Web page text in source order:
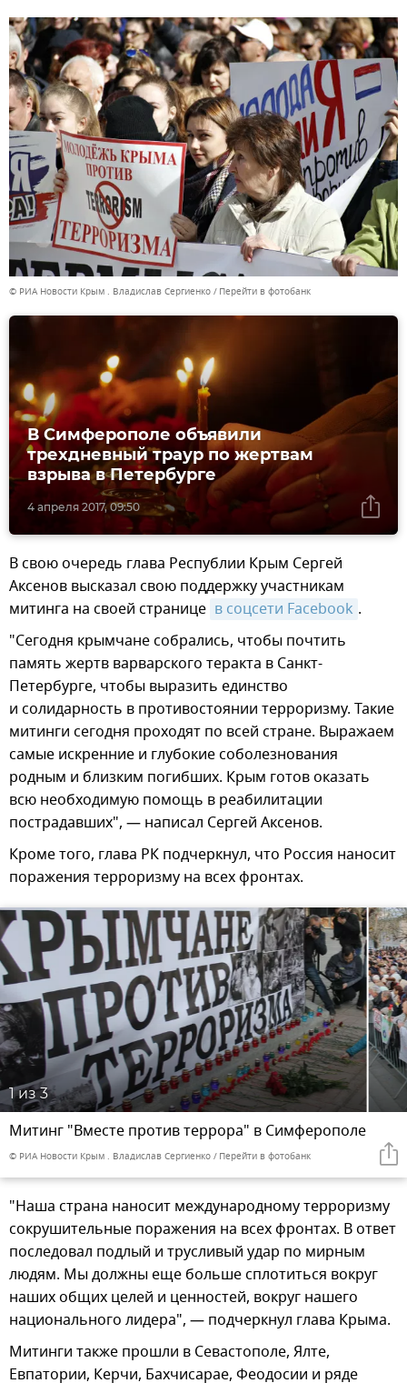
© РИА Новости Крым . Владислав Сергиенко Перейти в фотобанк
4 апреля 2017, 09:50
В Симферополе объявили
трехдневный траур по жертвам
взрыва в Петербурге
В свою очередь глава Республии Крым Сергей
Аксенов высказал свою поддержку участникам
митинга на своей странице в соцсети Facebook .
"Сегодня крымчане собрались, чтобы почтить
память жертв варварского теракта в Санкт-
Петербурге, чтобы выразить единство
и солидарность в противостоянии терроризму. Такие
митинги сегодня проходят по всей стране. Выражаем
самые искренние и глубокие соболезнования
родным и близким погибших. Крым готов оказать
всю необходимую помощь в реабилитации
пострадавших", — написал Сергей Аксенов.
Кроме того, глава РК подчеркнул, что Россия наносит
поражения терроризму на всех фронтах.
1из 3
Митинг "Вместе против террора" в Симферополе
© РИА Новости Крым . Владислав Сергиенко Перейти в фотобанк
"Наша страна наносит международному терроризму
сокрушительные поражения на всех фронтах. В ответ
последовал подлый и трусливый удар по мирным
людям. Мы должны еще больше сплотиться вокруг
наших общих целей и ценностей, вокруг нашего
национального лидера", — подчеркнул глава Крыма.
Митинги также прошли в Севастополе, Ялте,
Евпатории, Керчи, Бахчисарае, Феодосии и ряде